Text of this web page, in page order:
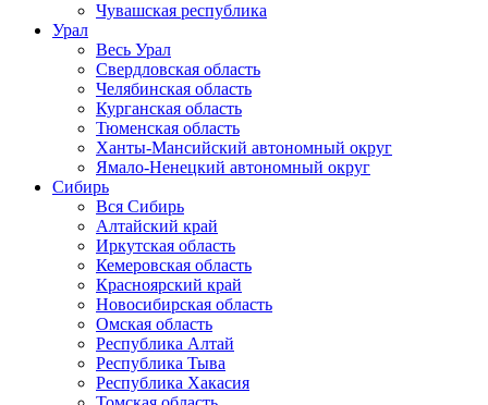
Чувашская республика
Урал
Весь Урал
Свердловская область
Челябинская область
Курганская область
Тюменская область
Ханты-Мансийский автономный округ
Ямало-Ненецкий автономный округ
Сибирь
Вся Сибирь
Алтайский край
Иркутская область
Кемеровская область
Красноярский край
Новосибирская область
Омская область
Республика Алтай
Республика Тыва
Республика Хакасия